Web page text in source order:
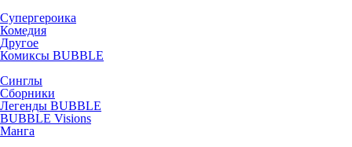
Супергероика
Комедия
Другое
Комиксы BUBBLE
Синглы
Сборники
Легенды BUBBLE
BUBBLE Visions
Манга